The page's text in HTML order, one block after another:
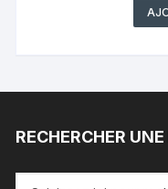
RECHERCHER UNE